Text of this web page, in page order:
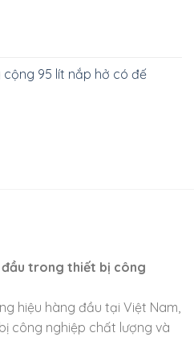
95 lít nắp hở có đế
đầu trong thiết bị công
hiệu hàng đầu tại Việt Nam,
công nghiệp chất lượng và